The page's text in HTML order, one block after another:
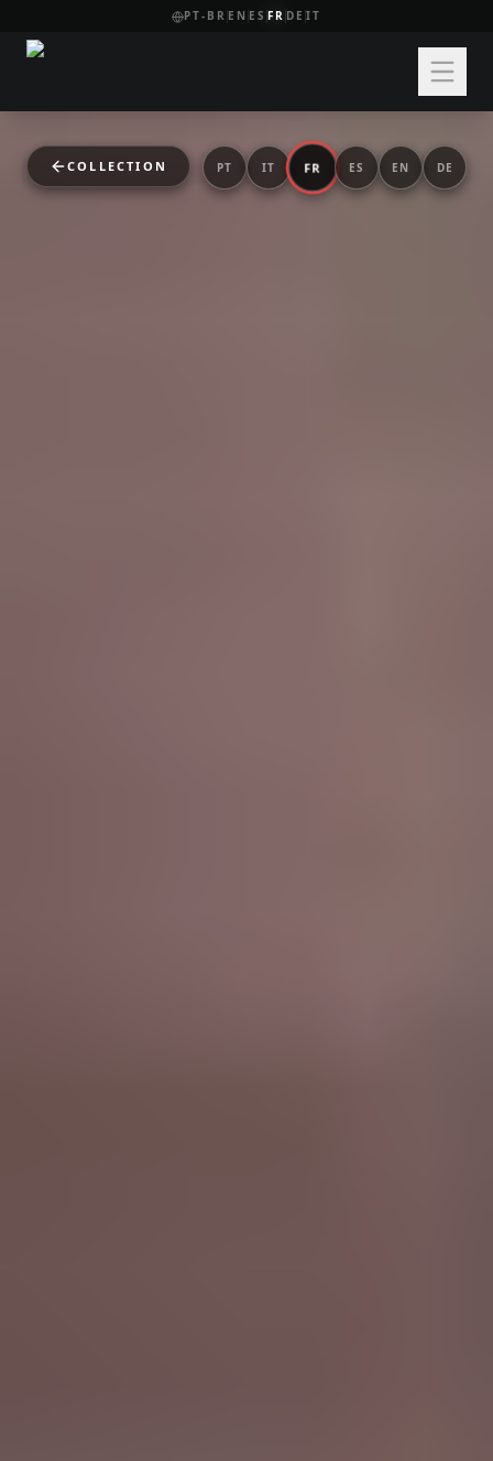
PT-BR EN ES FR DE IT
COLLECTION PT IT FR ES EN DE